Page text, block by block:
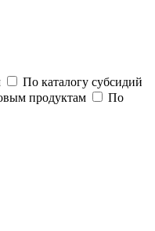
По каталогу субсидий
продуктам
По